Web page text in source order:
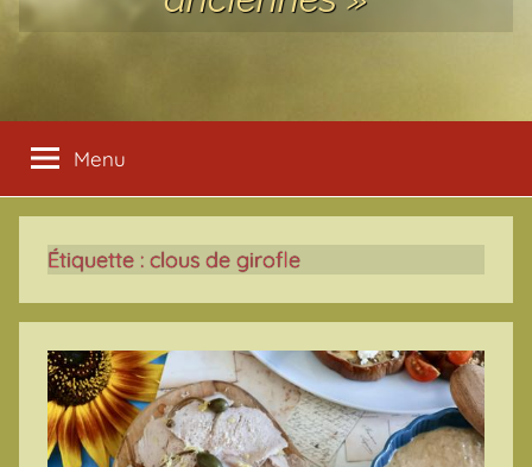
Menu
Étiquette : clous de girofle